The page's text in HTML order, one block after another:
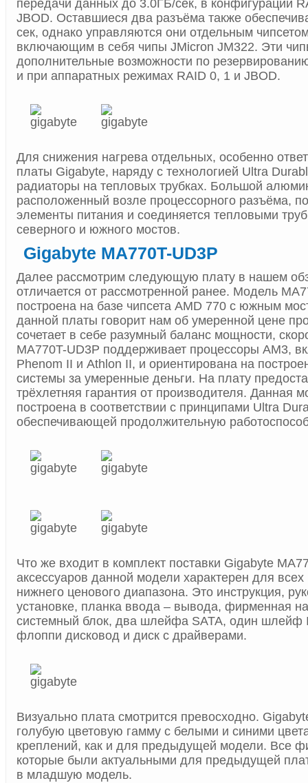
передачи данных до 3.0ГБ/сек, в конфигурации
JBOD. Оставшиеся два разъёма также
сек, однако управляются они отдельным
включающим в себя чипы JMicron JM322. Эти
дополнительные возможности по
и при аппаратных режимах RAID 0, 1 и JBOD.
Для снижения нагрева отдельных, особенно
платы Gigabyte, наряду с технологией Ultra
радиаторы на тепловых трубках. Большой
расположенный возле процессорного разъёма,
элементы питания и соединяется тепловыми
северного и южного мостов.
Gigabyte MA770T-UD3P
Далее рассмотрим следующую плату в нашем
отличается от рассмотренной ранее. Модель
построена на базе чипсета AMD 770 с южным
данной платы говорит нам об умеренной цене
сочетает в себе разумный баланс мощности,
MA770T-UD3P поддерживает процессоры AM3,
Phenom II и Athlon II, и ориентирована на
системы за умеренные деньги. На плату
трёхлетняя гарантия от производителя. Данная
построена в соответствии с принципами Ultra
обеспечивающей продолжительную
Что же входит в комплект поставки Gigabyte
аксессуаров данной модели характерен для
нижнего ценового диапазона. Это инструкция,
установке, планка ввода – вывода, фирменная
системный блок, два шлейфа SATA, один
флоппи дисковод и диск с драйверами.
Визуально плата смотрится превосходно.
голубую цветовую гамму с белыми и синими
креплений, как и для предыдущей модели. Все
которые были актуальными для предыдущей
в младшую модель.